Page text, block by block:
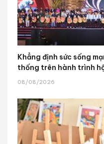
Khẳng định sức sống
thống trên hành trình
08/08/2026